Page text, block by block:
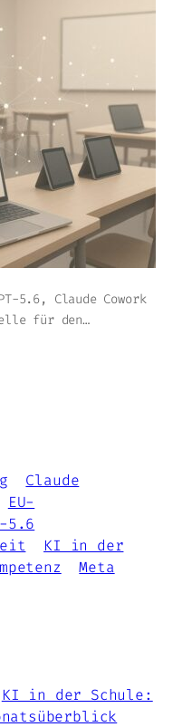
5.6, Claude Cowork
für den…
Claude
EU-
5.6
KI in der
Meta
KI in der Schule: